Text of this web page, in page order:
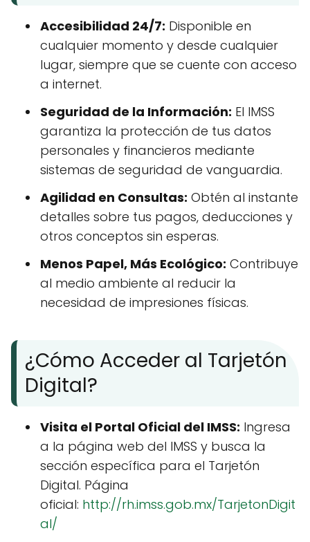
Accesibilidad 24/7: Disponible en
cualquier momento y desde cualquier
lugar, siempre que se cuente con acceso
a internet.
Seguridad de la Información: El IMSS
garantiza la protección de tus datos
personales y financieros mediante
sistemas de seguridad de vanguardia.
Agilidad en Consultas: Obtén al instante
detalles sobre tus pagos, deducciones y
otros conceptos sin esperas.
Menos Papel, Más Ecológico: Contribuye
al medio ambiente al reducir la
necesidad de impresiones físicas.
¿Cómo Acceder al Tarjetón
Digital?
Visita el Portal Oficial del IMSS: Ingresa
a la página web del IMSS y busca la
sección específica para el Tarjetón
Digital. Página
oficial: http://rh.imss.gob.mx/TarjetonDigit
al/